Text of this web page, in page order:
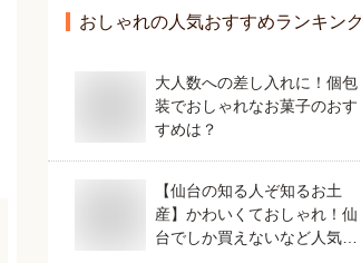
おしゃれの人気おすすめランキン
大人数への差し入れに！個包
装でおしゃれなお菓子のおす
すめは？
【仙台の知る人ぞ知るお土
産】かわいくておしゃれ！仙
台でしか買えないなど人気の